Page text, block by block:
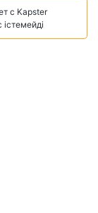
с Kapster